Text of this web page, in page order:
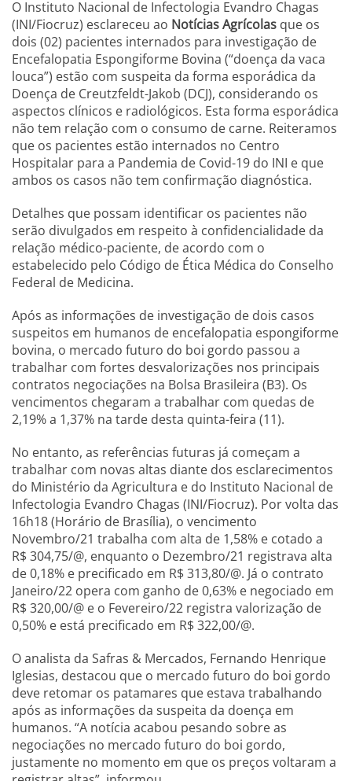
O Instituto Nacional de Infectologia Evandro Chagas
(INI/Fiocruz) esclareceu ao Notícias Agrícolas que os
dois (02) pacientes internados para investigação de
Encefalopatia Espongiforme Bovina (“doença da vaca
louca”) estão com suspeita da forma esporádica da
Doença de Creutzfeldt-Jakob (DCJ), considerando os
aspectos clínicos e radiológicos. Esta forma esporádica
não tem relação com o consumo de carne. Reiteramos
que os pacientes estão internados no Centro
Hospitalar para a Pandemia de Covid-19 do INI e que
ambos os casos não tem confirmação diagnóstica.
Detalhes que possam identificar os pacientes não
serão divulgados em respeito à confidencialidade da
relação médico-paciente, de acordo com o
estabelecido pelo Código de Ética Médica do Conselho
Federal de Medicina.
Após as informações de investigação de dois casos
suspeitos em humanos de encefalopatia espongiforme
bovina, o mercado futuro do boi gordo passou a
trabalhar com fortes desvalorizações nos principais
contratos negociações na Bolsa Brasileira (B3). Os
vencimentos chegaram a trabalhar com quedas de
2,19% a 1,37% na tarde desta quinta-feira (11).
No entanto, as referências futuras já começam a
trabalhar com novas altas diante dos esclarecimentos
do Ministério da Agricultura e do Instituto Nacional de
Infectologia Evandro Chagas (INI/Fiocruz). Por volta das
16h18 (Horário de Brasília), o vencimento
Novembro/21 trabalha com alta de 1,58% e cotado a
R$ 304,75/@, enquanto o Dezembro/21 registrava alta
de 0,18% e precificado em R$ 313,80/@. Já o contrato
Janeiro/22 opera com ganho de 0,63% e negociado em
R$ 320,00/@ e o Fevereiro/22 registra valorização de
0,50% e está precificado em R$ 322,00/@.
O analista da Safras & Mercados, Fernando Henrique
Iglesias, destacou que o mercado futuro do boi gordo
deve retomar os patamares que estava trabalhando
após as informações da suspeita da doença em
humanos. “A notícia acabou pesando sobre as
negociações no mercado futuro do boi gordo,
justamente no momento em que os preços voltaram a